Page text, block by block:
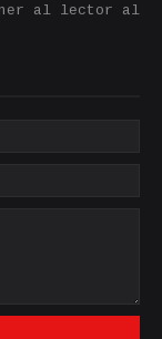
al lector al